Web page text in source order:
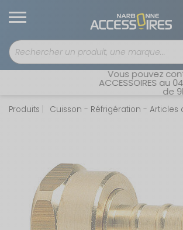
Vous pouvez
ACCESSOIRES au
de
Produits Cuisson - Réfrigération - Articles